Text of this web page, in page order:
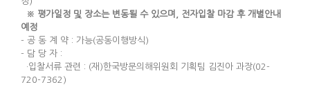
※ 평가일정 및 장소는 변동될 수 있으며, 전자입찰 마감 후 개별안내
예정
- 공 동 계 약 : 가능(공동이행방식)
- 담 당 자 :
·입찰서류 관련 : (재)한국방문의해위원회 기획팀 김진아 과장(02-
720-7362)